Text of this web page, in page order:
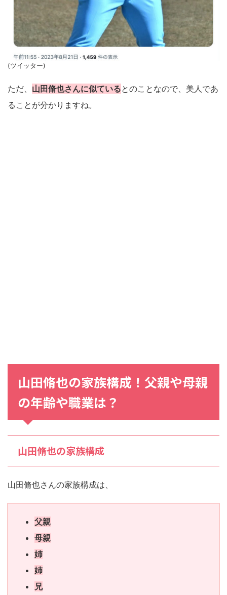
(ツイッター)
ただ、 山田脩也さんに似ているとのことなので、美人であ
ることが分かりますね。
山田脩也の家族構成！父親や母親
の年齢や職業は？
山田脩也の家族構成
山田脩也さんの家族構成は、
父親
母親
姉
姉
兄